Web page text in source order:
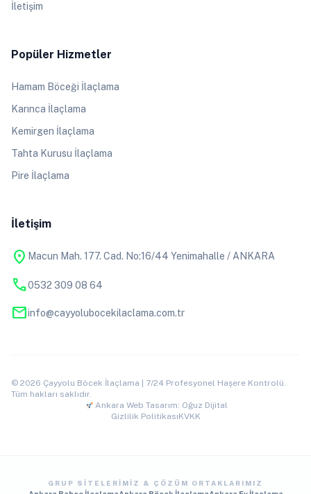
İletişim
Popüler Hizmetler
Hamam Böceği İlaçlama
Karınca İlaçlama
Kemirgen İlaçlama
Tahta Kurusu İlaçlama
Pire İlaçlama
İletişim
location_on Macun Mah. 177. Cad. No:16/44 Yenimahalle / ANKARA
phone0532 309 08 64
mailinfo@cayyolubocekilaclama.com.tr
© 2026 Çayyolu Böcek İlaçlama | 7/24 Profesyonel Haşere Kontrolü.
Tüm hakları saklıdır.
Ankara Web Tasarım: Oğuz Dijital
Gizlilik PolitikasıKVKK
GRUP SITELERIMIZ & ÇÖZÜM ORTAKLARIMIZ